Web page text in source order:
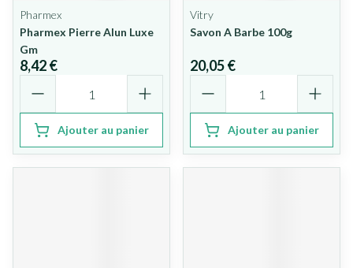
Pharmex
Pharmex Pierre Alun Luxe
Gm
8,42 €
Ajouter au panier
Vitry
Savon A Barbe 100g
20,05 €
Ajouter au panier